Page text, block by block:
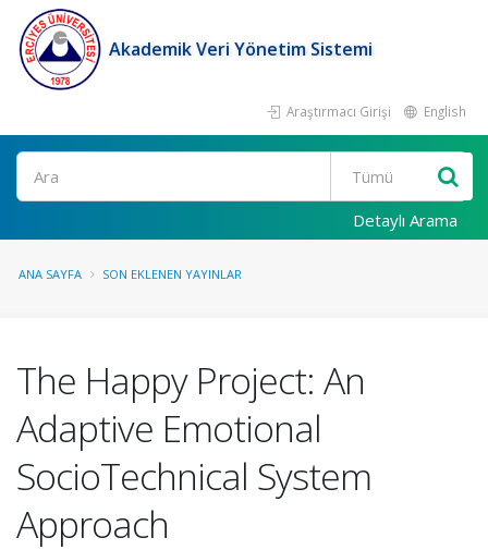
Akademik Veri Yönetim Sistemi
Araştırmacı Girişi English
Ara
Detaylı Arama
ANA SAYFA SON EKLENEN YAYINLAR
The Happy Project: An
Adaptive Emotional
SocioTechnical System
Approach